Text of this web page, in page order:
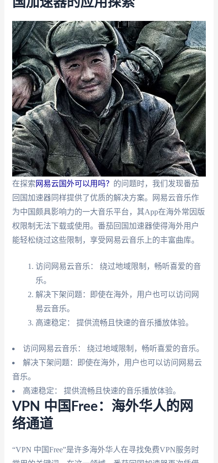
在探索 网易云国外可以用吗？ 的问题时，我们发现番茄
回国加速器同样提供了优质的解决方案。网易云音乐作
为中国颇具影响力的一大音乐平台，其App在海外常因版
权限制无法下载或使用。番茄回国加速器使得海外用户
能轻松绕过这些限制，享受网易云音乐上的丰富曲库。
访问网易云音乐： 绕过地域限制，畅听喜爱的音
乐。
解决下架问题：即使在海外，用户也可以访问网
易云音乐。
高速稳定： 提供流畅且快速的音乐播放体验。
访问网易云音乐： 绕过地域限制，畅听喜爱的音乐。
解决下架问题：即使在海外，用户也可以访问网易云
音乐。
高速稳定： 提供流畅且快速的音乐播放体验。
VPN 中国Free：海外华人的网
络通道
“VPN 中国Free”是许多海外华人在寻找免费VPN服务时